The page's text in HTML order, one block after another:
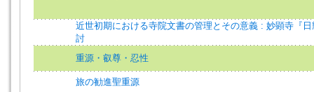
近世初期における寺院文書の管理とその意義 : 妙顕寺『
討
重源・叡尊・忍性
旅の勧進聖重源